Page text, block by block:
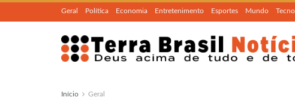
Geral Política Economia Entretenimento Esportes Mundo
Início Geral